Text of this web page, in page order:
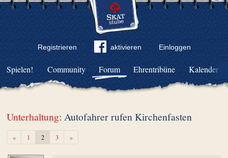
Registrieren aktivieren Einloggen
Community Forum Ehrentribüne Kalender
Spielen!
Unterhaltung: Autofahrer rufen Kirchenfasten
«Zurück1 2 3 »Weiter